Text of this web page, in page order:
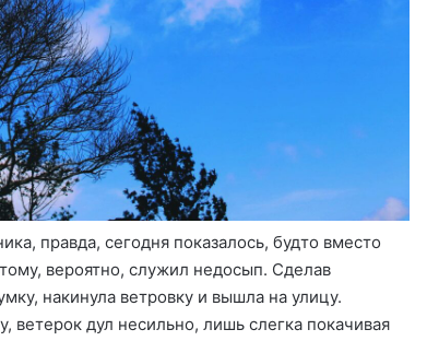
правда, сегодня показалось, будто вместо
вероятно, служил недосып. Сделав
накинула ветровку и вышла на улицу.
дул несильно, лишь слегка покачивая